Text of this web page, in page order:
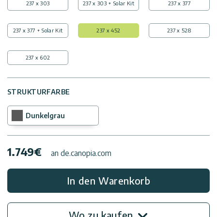
237 x 303 237 x 303 + Solar Kit 237 x 377
237 x 377 + Solar Kit 237 x 452 237 x 528
237 x 602
STRUKTURFARBE
Dunkelgrau
1.749€ an de.canopia.com
In den Warenkorb
Wo zu kaufen